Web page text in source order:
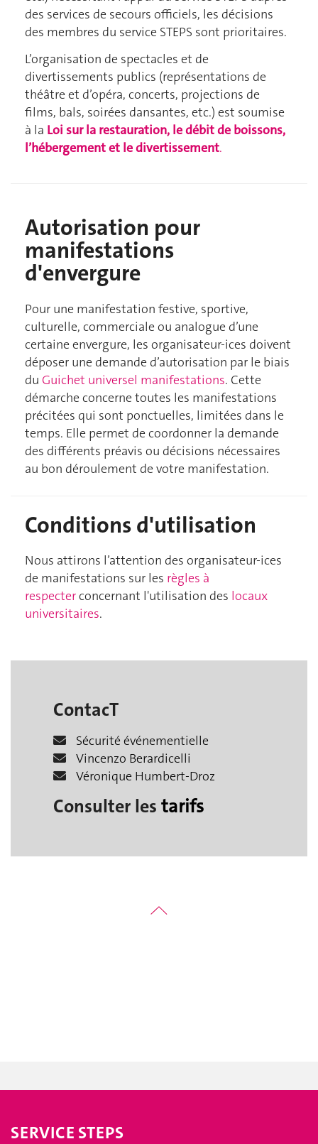
des services de secours officiels, les décisions
des membres du service STEPS sont prioritaires.
L’organisation de spectacles et de
divertissements publics (représentations de
théâtre et d’opéra, concerts, projections de
films, bals, soirées dansantes, etc.) est soumise
à la Loi sur la restauration, le débit de boissons,
l’hébergement et le divertissement.
Autorisation pour
manifestations
d'envergure
Pour une manifestation festive, sportive,
culturelle, commerciale ou analogue d’une
certaine envergure, les organisateur-ices doivent
déposer une demande d’autorisation par le biais
du Guichet universel manifestations. Cette
démarche concerne toutes les manifestations
précitées qui sont ponctuelles, limitées dans le
temps. Elle permet de coordonner la demande
des différents préavis ou décisions nécessaires
au bon déroulement de votre manifestation.
Conditions d'utilisation
Nous attirons l’attention des organisateur-ices
de manifestations sur les règles à
respecterconcernant l'utilisation des locaux
universitaires.
ContacT
Sécurité événementielle
Vincenzo Berardicelli
Véronique Humbert-Droz
Consulter les tarifs
SERVICE STEPS